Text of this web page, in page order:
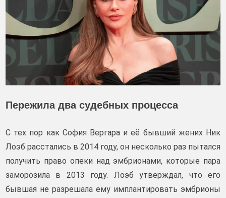
Пережила два судебных процесса
С тех пор как София Вергара и её бывший жених Ник
Лоэб расстались в 2014 году, он несколько раз пытался
получить право опеки над эмбрионами, которые пара
заморозила в 2013 году. Лоэб утверждал, что его
бывшая не разрешала ему имплантировать эмбрионы